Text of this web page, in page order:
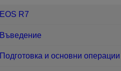
EOS R7
Въведение
Подготовка и основни операции